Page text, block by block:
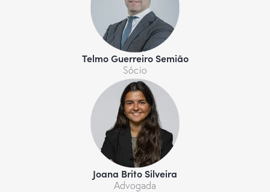
Telmo Guerreiro Semião
Sócio
Joana Brito Silveira
Advogada